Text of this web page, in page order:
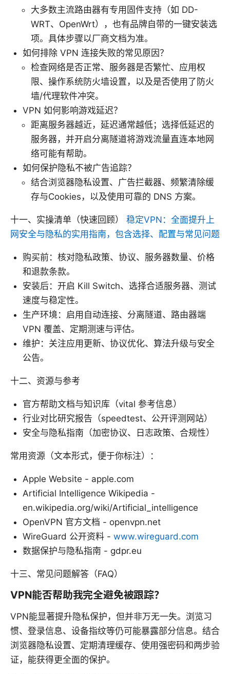
大多数主流路由器有专用固件支持（如 DD-
WRT、OpenWrt），也有品牌自带的一键安装选
项。具体步骤以厂商文档为准。
如何排除 VPN 连接失败的常见原因？
检查网络是否正常、服务器是否繁忙、应用权
限、操作系统防火墙设置，以及是否使用了防火
墙/代理软件冲突。
VPN 如何影响游戏延迟？
距离服务器越近，延迟通常越低；选择低延迟的
服务器，并开启分离隧道将游戏流量直连本地网
络可能有帮助。
如何保护隐私不被广告追踪？
结合浏览器隐私设置、广告拦截器、频繁清除缓
存与Cookies，以及使用可靠的 DNS 方案。
十一、实操清单（快速回顾） 稳定VPN：全面提升上
网安全与隐私的实用指南，包含选择、配置与常见问题
购买前：核对隐私政策、协议、服务器数量、价格
和退款条款。
安装后：开启 Kill Switch、选择合适服务器、测试
速度与稳定性。
生产环境：启用自动连接、分离隧道、路由器端
VPN 覆盖、定期测速与评估。
维护：关注应用更新、协议优化、算法升级与安全
公告。
十二、资源与参考
官方帮助文档与知识库（vital 参考信息）
行业对比研究报告（speedtest、公开评测网站）
安全与隐私指南（加密协议、日志政策、合规性）
常用资源（文本形式，便于你标注）：
Apple Website - apple.com
Artificial Intelligence Wikipedia -
en.wikipedia.org/wiki/Artificial_intelligence
OpenVPN 官方文档 - openvpn.net
WireGuard 公开资料 - www.wireguard.com
数据保护与隐私指南 - gdpr.eu
十三、常见问题解答（FAQ）
VPN能否帮助我完全避免被跟踪？
VPN能显著提升隐私保护，但并非万无一失。浏览习
惯、登录信息、设备指纹等仍可能暴露部分信息。结合
浏览器隐私设置、定期清理缓存、使用强密码和两步验
证，能获得更全面的保护。